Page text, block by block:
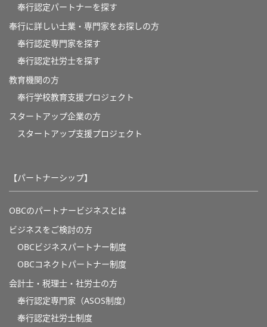
奉行認定パートナーを探す
奉行に詳しい士業・専門家をお探しの方
奉行認定専門家を探す
奉行認定社労士を探す
教育機関の方
奉⾏学校教育⽀援プロジェクト
スタートアップ企業の方
スタートアップ支援プロジェクト
【パートナーシップ】
OBCのパートナービジネスとは
ビジネスをご検討の方
OBCビジネスパートナー制度
OBCコネクトパートナー制度
会計士・税理士・社労士の方
奉行認定専門家（ASOS制度）
奉行認定社労士制度